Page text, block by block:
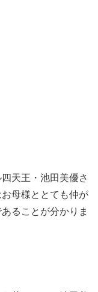
天王・池田美優さ
母様ととても仲が
ることが分かりま